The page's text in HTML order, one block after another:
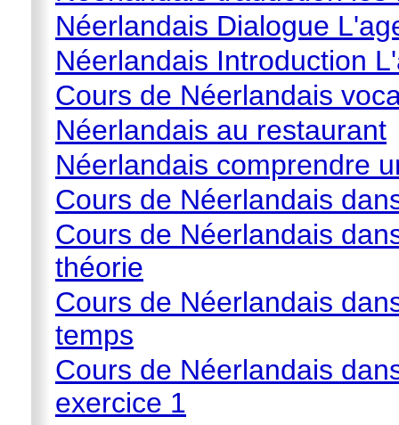
Néerlandais Dialogue
Néerlandais Introduction
Cours de Néerlandais
Néerlandais au restaurant
Néerlandais comprendre
Cours de Néerlandais
Cours de Néerlandais
théorie
Cours de Néerlandais
temps
Cours de Néerlandais
exercice 1